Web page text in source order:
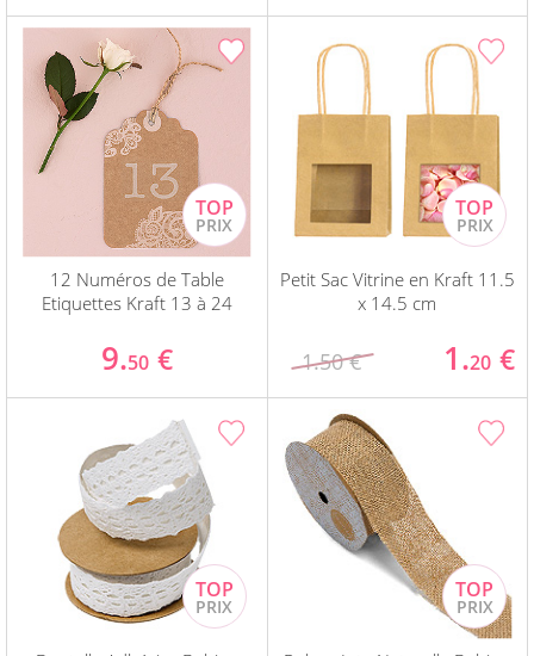
12 Numéros de Table
Etiquettes Kraft 13 à 24
9.50 €
Petit Sac Vitrine en Kraft 11.5
x 14.5 cm
1.50 € 1.20 €